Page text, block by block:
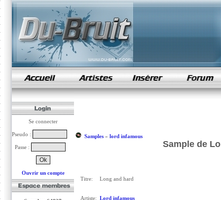
samples de rap
Se connecter
Pseudo :
Passe :
Ouvrir un compte
Samples» lord infamous
Sample de
Titre: Long and hard
Artiste: Lord infamous